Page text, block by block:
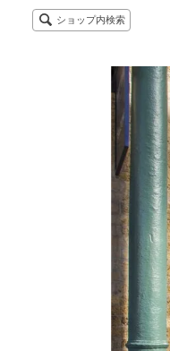
ショップ内検索